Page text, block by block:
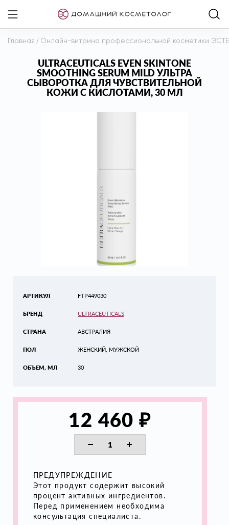
Главная / Онлайн-витрина профессиональной косметики
ULTRACEUTICALS EVEN SKINTONE
SMOOTHING SERUM MILD УЛЬТРА
СЫВОРОТКА ДЛЯ ЧУВСТВИТЕЛЬНОЙ
КОЖИ С КИСЛОТАМИ, 30 МЛ
АРТИКУЛ
БРЕНД
СТРАНА
ПОЛ
ОБЪЕМ, МЛ
FTP449030
ULTRACEUTICALS
АВСТРАЛИЯ
ЖЕНСКИЙ, МУЖСКОЙ
30
12 460₽
ПРЕДУПРЕЖДЕНИЕ
Этот продукт содержит высокий
процент активных ингредиентов.
Перед применением необходима
консультация специалиста.